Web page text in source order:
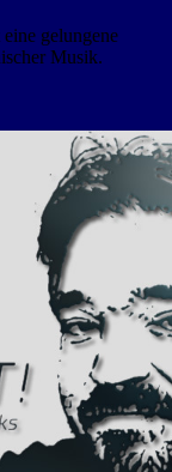
gelungene
Musik.